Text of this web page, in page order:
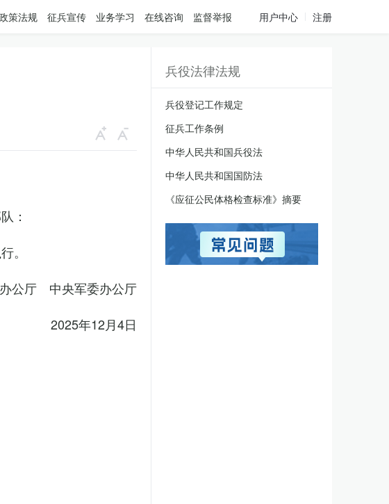
策法规 征兵宣传 业务学习 在线咨询 监督举报 用户中心 注册
：
。
公厅 中央军委办公厅
2025年12月4日
兵役法律法规
兵役登记工作规定
征兵工作条例
中华人民共和国兵役法
中华人民共和国国防法
《应征公民体格检查标准》摘要